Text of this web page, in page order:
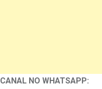
NO WHATSAPP: